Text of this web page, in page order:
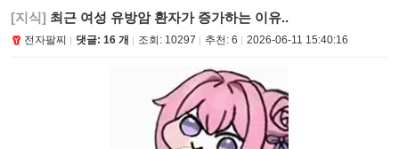
[지식] 최근 여성 유방암 환자가 증가하는 이유..
전자팔찌 댓글: 16 개 조회: 10297 추천: 6 2026-06-11 15:40:16